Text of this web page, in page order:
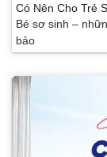
Có Nên Cho Trẻ
Bé sơ sinh –
bảo